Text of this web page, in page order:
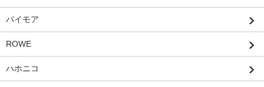
パイモア
ROWE
ハホニコ